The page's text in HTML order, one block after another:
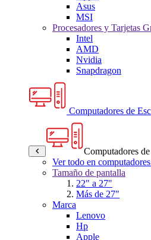
Asus
MSI
Procesadores y Tarjetas
Intel
AMD
Nvidia
Snapdragon
Computadores de
Computadores
Ver todo en
Tamaño de pantalla
22" a 27"
Más de 27"
Marca
Lenovo
Hp
Apple